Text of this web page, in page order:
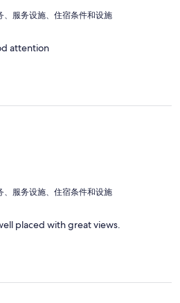
、服务设施、住宿条件和设施
attention
、服务设施、住宿条件和设施
placed with great views.